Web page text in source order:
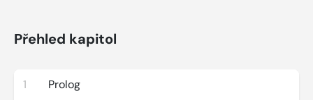
Přehled kapitol
1 Prolog